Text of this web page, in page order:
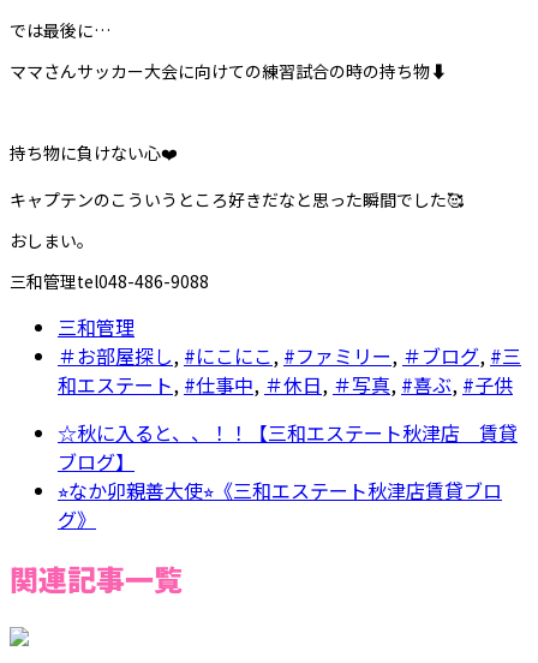
では最後に…
ママさんサッカー大会に向けての練習試合の時の持ち物⬇️
持ち物に負けない心❤️
キャプテンのこういうところ好きだなと思った瞬間でした🥰
おしまい。
三和管理tel048-486-9088
三和管理
＃お部屋探し, #にこにこ, #ファミリー, ＃ブログ, #三
和エステート, #仕事中, ＃休日, ＃写真, #喜ぶ, #子供
☆秋に入ると、、！！【三和エステート秋津店 賃貸
ブログ】
⭐︎なか卯親善大使⭐︎《三和エステート秋津店賃貸ブロ
グ》
関連記事一覧